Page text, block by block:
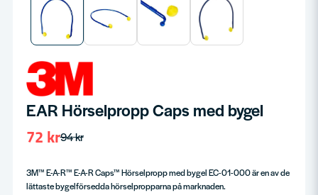
EAR Hörselpropp Caps med bygel
94 kr
72 kr
3M™ E-A-R™ E-A-R Caps™ Hörselpropp med bygel EC-01-000 är en av de
lättaste bygelförsedda hörselpropparna på marknaden.